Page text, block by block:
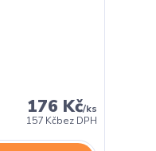
176 Kč/ks
157 Kčbez DPH